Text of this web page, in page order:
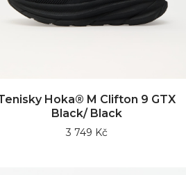
Hoka® M Clifton 9 GTX
Black/ Black
3 749 Kč